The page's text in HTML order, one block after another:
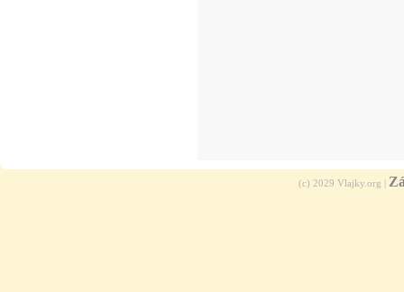
(c) 2029 Vlajky.org |